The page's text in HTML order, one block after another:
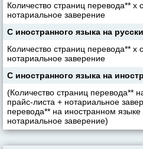
Количество страниц перевода** х
нотариальное заверение
С иностранного языка на
Количество страниц перевода** х
нотариальное заверение
С иностранного языка на
(Количество страниц перевода**
прайс-листа + нотариальное
перевода** на иностранном языке
нотариальное заверение)